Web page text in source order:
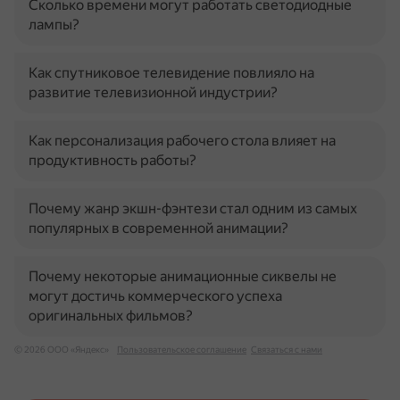
Сколько времени могут работать светодиодные
лампы?
Как спутниковое телевидение повлияло на
развитие телевизионной индустрии?
Как персонализация рабочего стола влияет на
продуктивность работы?
Почему жанр экшн-фэнтези стал одним из самых
популярных в современной анимации?
Почему некоторые анимационные сиквелы не
могут достичь коммерческого успеха
оригинальных фильмов?
© 2026 ООО «Яндекс» Пользовательское соглашение Связаться с нами